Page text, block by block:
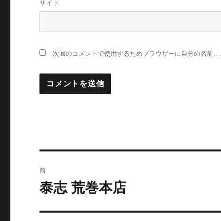
サイト
次回のコメントで使用するためブラウザーに自分の名前
稿
前
前
投
泰志 荒巻本店